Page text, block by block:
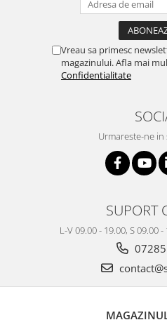
Vreau sa primesc
magazinului. Afla mai
Confidentialitate
Urmareste-ne in
SUPORT
L-V 09.00 - 19.00, S 09.00